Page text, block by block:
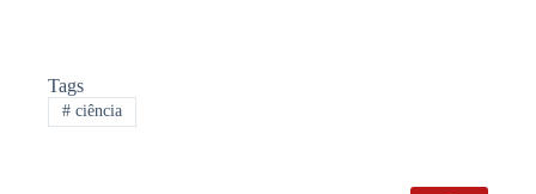
Tags
#ciência